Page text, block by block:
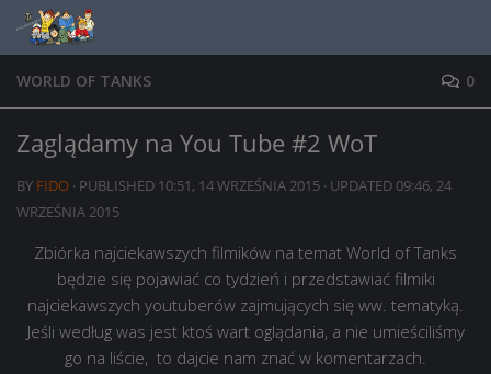
Skip to content
WORLD OF TANKS 0
Zaglądamy na You Tube #2 WoT
BY FIDO · PUBLISHED 10:51, 14 WRZEŚNIA 2015 · UPDATED 09:46, 24
WRZEŚNIA 2015
Zbiórka najciekawszych filmików na temat World of Tanks
będzie się pojawiać co tydzień i przedstawiać filmiki
najciekawszych youtuberów zajmujących się ww. tematyką.
Jeśli według was jest ktoś wart oglądania, a nie umieściliśmy
go na liście, to dajcie nam znać w komentarzach.